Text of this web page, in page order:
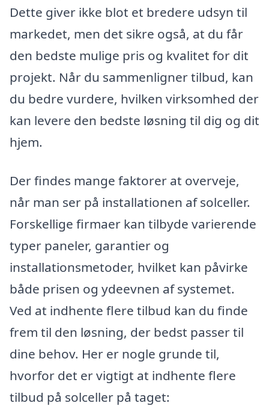
Dette giver ikke blot et bredere udsyn til
markedet, men det sikre også, at du får
den bedste mulige pris og kvalitet for dit
projekt. Når du sammenligner tilbud, kan
du bedre vurdere, hvilken virksomhed der
kan levere den bedste løsning til dig og dit
hjem.
Der findes mange faktorer at overveje,
når man ser på installationen af solceller.
Forskellige firmaer kan tilbyde varierende
typer paneler, garantier og
installationsmetoder, hvilket kan påvirke
både prisen og ydeevnen af systemet.
Ved at indhente flere tilbud kan du finde
frem til den løsning, der bedst passer til
dine behov. Her er nogle grunde til,
hvorfor det er vigtigt at indhente flere
tilbud på solceller på taget: